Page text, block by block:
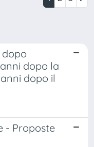
dopo
dopo la
dopo il
- Proposte